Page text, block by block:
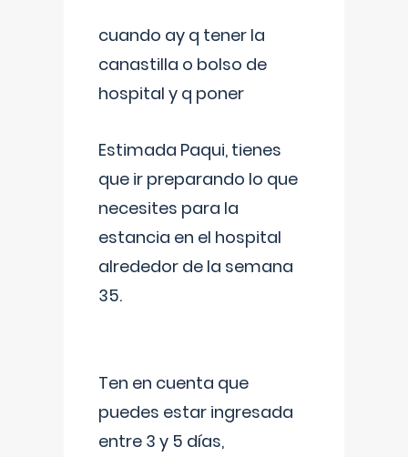
cuando ay q tener la
canastilla o bolso de
hospital y q poner
Estimada Paqui, tienes
que ir preparando lo que
necesites para la
estancia en el hospital
alrededor de la semana
35.
Ten en cuenta que
puedes estar ingresada
entre 3 y 5 días,